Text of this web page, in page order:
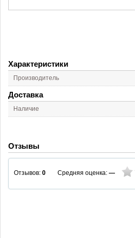
Характеристики
Производитель
Доставка
Наличие
Отзывы
Отзывов: 0 Средняя оценка: —